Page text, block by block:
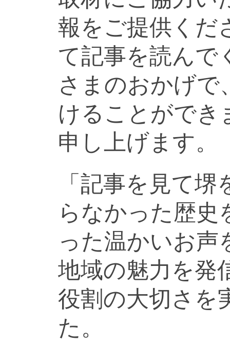
報をご提供くだ
て記事を読んで
さまのおかげで
けることができ
申し上げます。
「記事を見て
らなかった歴史
った温かいお声
地域の魅力を発
役割の大切さを
た。